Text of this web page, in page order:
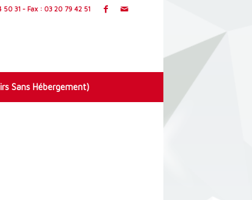
31 - Fax : 03 20 79 42 51
Sans Hébergement)